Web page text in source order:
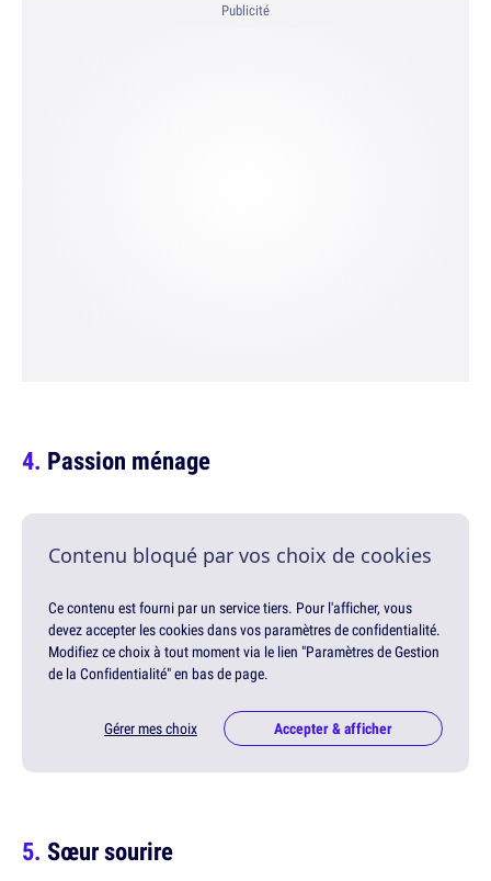
Publicité
Passion ménage
Contenu bloqué par vos choix de cookies
Ce contenu est fourni par un service tiers. Pour l'afficher, vous
devez accepter les cookies dans vos paramètres de confidentialité.
Modifiez ce choix à tout moment via le lien "Paramètres de Gestion
de la Confidentialité" en bas de page.
Gérer mes choix Accepter & afficher
Sœur sourire